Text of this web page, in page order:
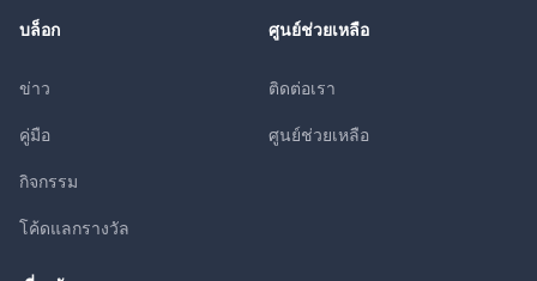
บล็อก
ข่าว
คู่มือ
กิจกรรม
โค้ดแลกรางวัล
ศูนย์ช่วยเหลือ
ติดต่อเรา
ศูนย์ช่วยเหลือ